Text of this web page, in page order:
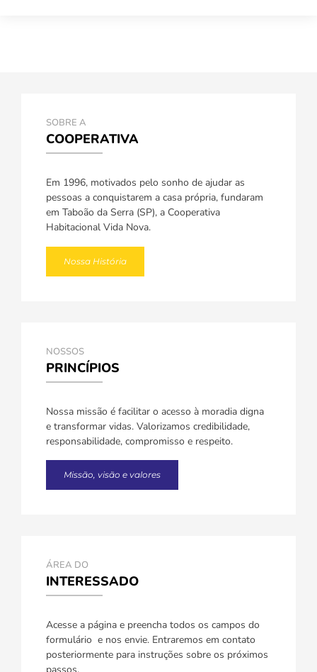
SOBRE A
COOPERATIVA
Em 1996, motivados pelo sonho de ajudar as
pessoas a conquistarem a casa própria, fundaram
em Taboão da Serra (SP), a Cooperativa
Habitacional Vida Nova.
Nossa História
NOSSOS
PRINCÍPIOS
Nossa missão é facilitar o acesso à moradia digna
e transformar vidas. Valorizamos credibilidade,
responsabilidade, compromisso e respeito.
Missão, visão e valores
ÁREA DO
INTERESSADO
Acesse a página e preencha todos os campos do
formulário e nos envie. Entraremos em contato
posteriormente para instruções sobre os próximos